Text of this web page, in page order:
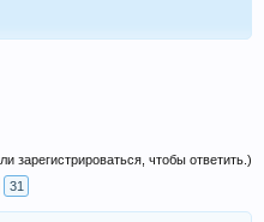
зарегистрироваться, чтобы ответить.)
31